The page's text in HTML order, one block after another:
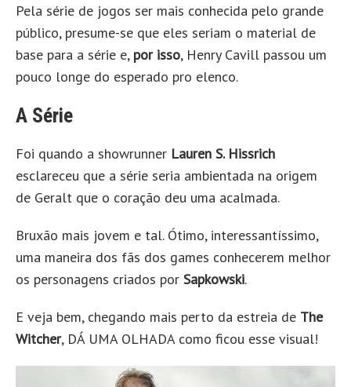
Pela série de jogos ser mais conhecida pelo grande
público, presume-se que eles seriam o material de
base para a série e, por isso, Henry Cavill passou um
pouco longe do esperado pro elenco.
A Série
Foi quando a showrunner Lauren S. Hissrich
esclareceu que a série seria ambientada na origem
de Geralt que o coração deu uma acalmada.
Bruxão mais jovem e tal. Ótimo, interessantíssimo,
uma maneira dos fãs dos games conhecerem melhor
os personagens criados por Sapkowski.
E veja bem, chegando mais perto da estreia de The
Witcher, DÁ UMA OLHADA como ficou esse visual!